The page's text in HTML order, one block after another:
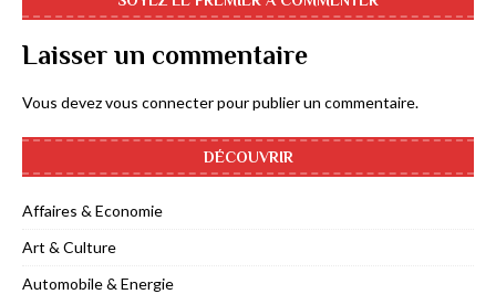
Laisser un commentaire
Vous devezvous connecterpour publier un commentaire.
DÉCOUVRIR
Affaires & Economie
Art & Culture
Automobile & Energie